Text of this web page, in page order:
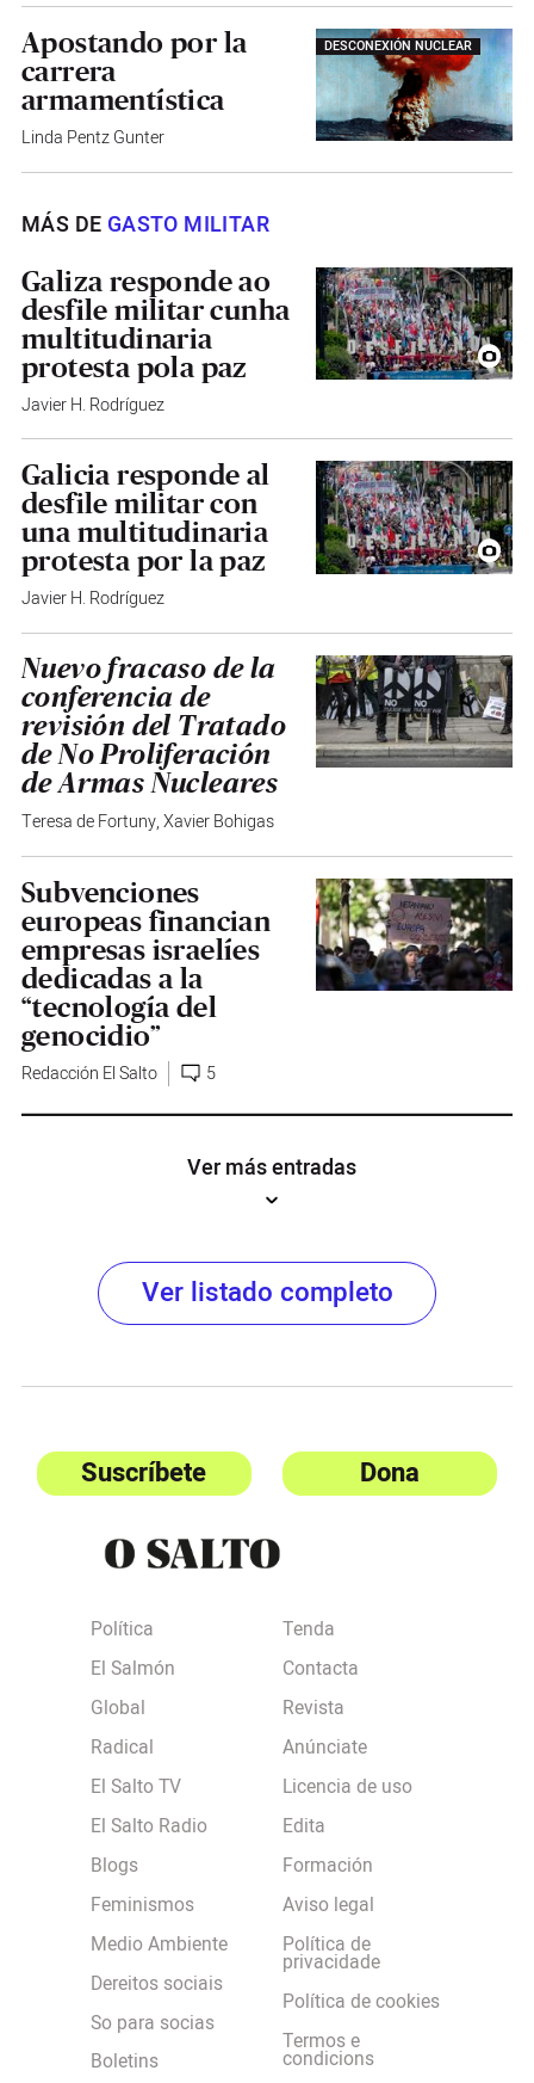
DESCONEXIÓN NUCLEAR
Apostando por la
carrera
armamentística
Linda Pentz Gunter
MÁS DE GASTO MILITAR
Galiza responde ao
desfile militar cunha
multitudinaria
protesta pola paz
Javier H. Rodríguez
Galicia responde al
desfile militar con
una multitudinaria
protesta por la paz
Javier H. Rodríguez
Nuevo fracaso de la
conferencia de
revisión del Tratado
de No Proliferación
de Armas Nucleares
Teresa de Fortuny,Xavier Bohigas
Subvenciones
europeas financian
empresas israelíes
dedicadas a la
“tecnología del
genocidio”
Redacción El Salto 5
Ver más entradas
Ver listado completo
Suscríbete Dona
Política
El Salmón
Global
Radical
El Salto TV
El Salto Radio
Blogs
Feminismos
Medio Ambiente
Dereitos sociais
So para socias
Boletins
Tenda
Contacta
Revista
Anúnciate
Licencia de uso
Edita
Formación
Aviso legal
Política de
privacidade
Política de cookies
Termos e
condicions